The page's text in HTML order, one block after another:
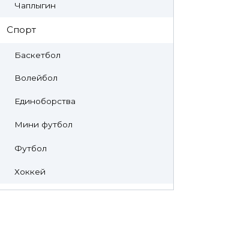
Чаплыгин
Спорт
Баскетбол
Волейбол
Единоборства
Мини футбол
Футбол
Хоккей